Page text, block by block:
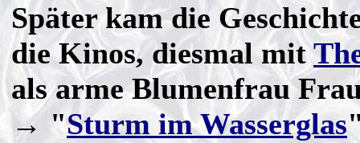
Später kam die
die Kinos, diesmal mit
als arme Blumenfrau
→ "Sturm im Wasserglas